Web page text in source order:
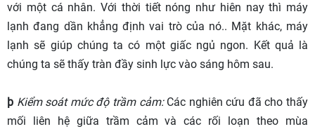
với một cá nhân. Với thời tiết nóng như hiên nay thì máy
lạnh đang dần khẳng định vai trò của nó.. Mặt khác, máy
lạnh sẽ giúp chúng ta có một giấc ngủ ngon. Kết quả là
chúng ta sẽ thấy tràn đầy sinh lực vào sáng hôm sau.
þ Kiểm soát mức độ trầm cảm:Các nghiên cứu đã cho thấy
mối liên hệ giữa trầm cảm và các rối loạn theo mùa